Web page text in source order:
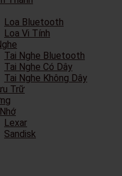
Loa Bluetooth
Loa Vi Tính
Tai Nghe Bluetooth
Tai Nghe Có Dây
Tai Nghe Không Dây
Trữ
Lexar
Sandisk